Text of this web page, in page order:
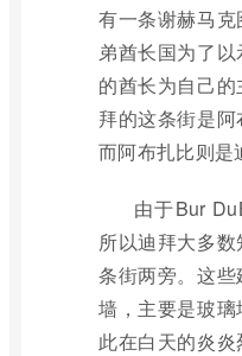
有一条谢赫马
弟酋长国为了
的酋长为自己
拜的这条街是阿
而阿布扎比则是
由于Bur
所以迪拜大多
条街两旁。这
墙，主要是玻
此在白天的炎